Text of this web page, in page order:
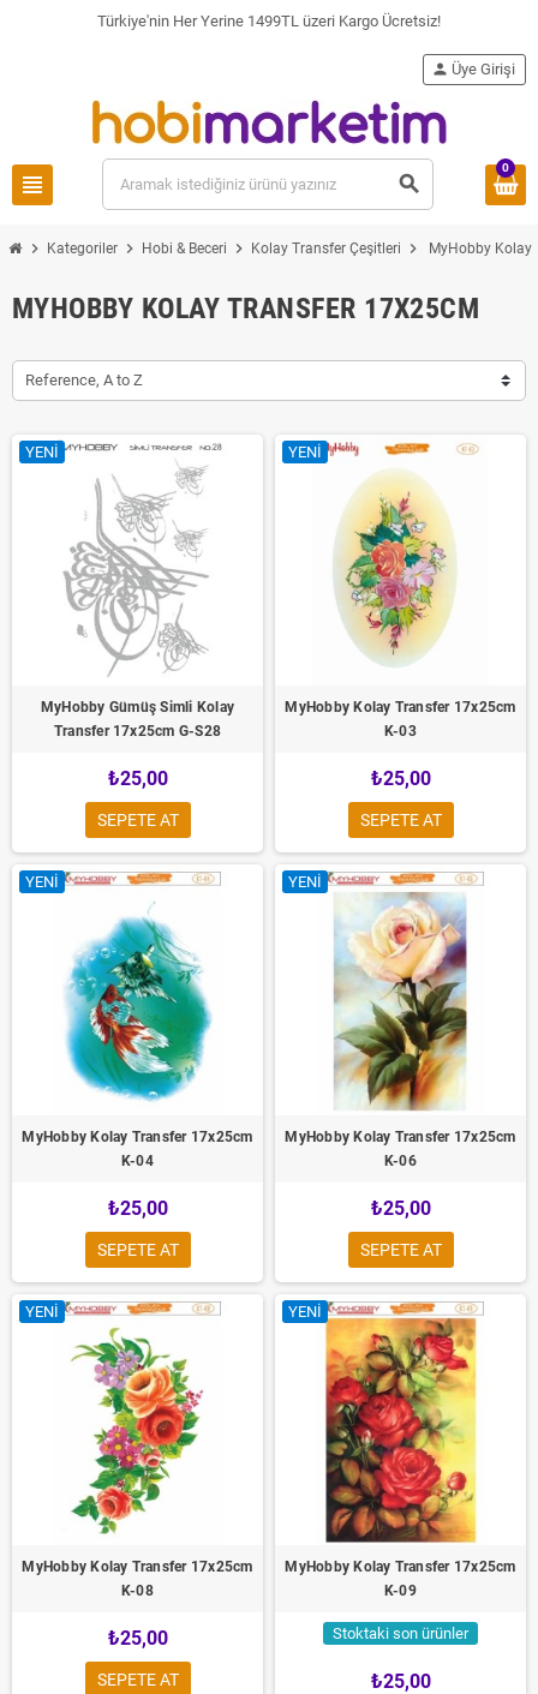
Türkiye'nin Her Yerine 1499TL üzeri Kargo Ücretsiz!
view_headline search
person Üye Girişi
0
chevron_right Kategoriler chevron_right Hobi & Beceri chevron_right Kolay Transfer Çeşitleri chevron_right MyHobby Kolay
MYHOBBY KOLAY TRANSFER 17X25CM
Reference, A to Z
YENI
MyHobby Gümüş Simli Kolay
Transfer 17x25cm G-S28
₺25,00
SEPETE AT
YENI
MyHobby Kolay Transfer 17x25cm
K-03
₺25,00
SEPETE AT
YENI
MyHobby Kolay Transfer 17x25cm
K-04
₺25,00
SEPETE AT
YENI
MyHobby Kolay Transfer 17x25cm
K-06
₺25,00
SEPETE AT
YENI
MyHobby Kolay Transfer 17x25cm
K-08
₺25,00
SEPETE AT
YENI
MyHobby Kolay Transfer 17x25cm
K-09
Stoktaki son ürünler
₺25,00